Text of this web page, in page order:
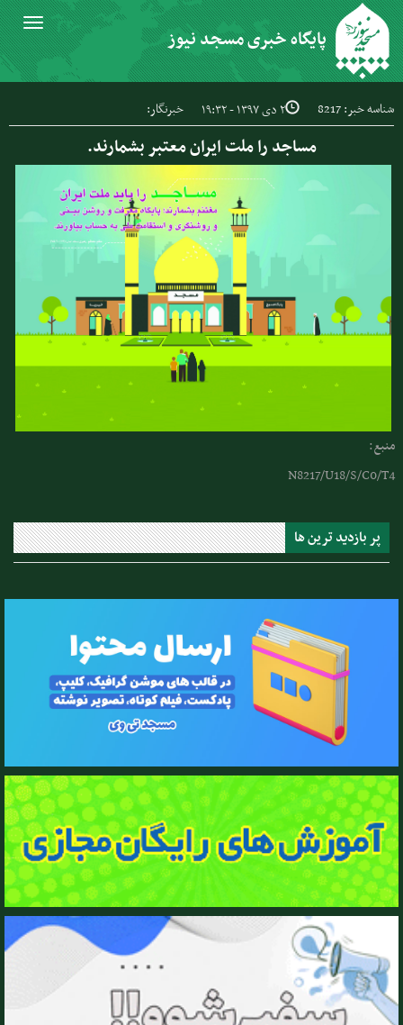
پایگاه خبری مسجد نیوز
Toggle
شناسه خبر: 8217 ۲ دی ۱۳۹۷ - ۱۹:۳۲ خبرنگار:
مساجد را ملت ایران معتبر بشمارند.
منبع:
N8217/U18/S/C0/T4
پر بازدید ترین ها